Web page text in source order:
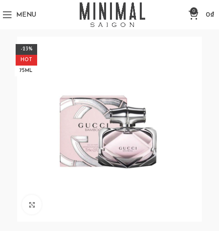
MENU
0
0₫
-23%
HOT
75ML